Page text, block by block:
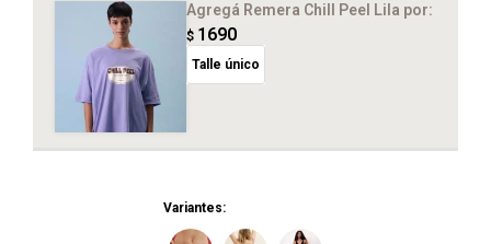
Agregá Remera Chill Peel Lila por:
$ 1690
Talle único
Variantes: